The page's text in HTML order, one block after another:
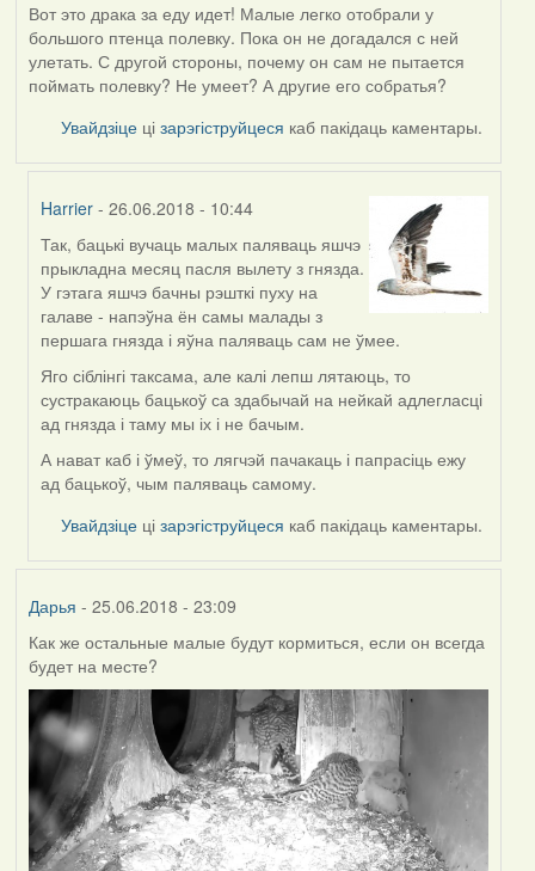
Вот это драка за еду идет! Малые легко отобрали у
большого птенца полевку. Пока он не догадался с ней
улетать. С другой стороны, почему он сам не пытается
поймать полевку? Не умеет? А другие его собратья?
Увайдзіце цізарэгіструйцеся каб пакідаць каментары.
Harrier - 26.06.2018 - 10:44
In
reply
to
by
Могилев
(госць)
Так, бацькі вучаць малых паляваць яшчэ
прыкладна месяц пасля вылету з гнязда.
У гэтага яшчэ бачны рэшткі пуху на
галаве - напэўна ён самы малады з
першага гнязда і яўна паляваць сам не ўмее.
Яго сіблінгі таксама, але калі лепш лятаюць, то
сустракаюць бацькоў са здабычай на нейкай адлегласці
ад гнязда і таму мы іх і не бачым.
А нават каб і ўмеў, то лягчэй пачакаць і папрасіць ежу
ад бацькоў, чым паляваць самому.
Увайдзіце цізарэгіструйцеся каб пакідаць каментары.
Дарья - 25.06.2018 - 23:09
Как же остальные малые будут кормиться, если он всегда
будет на месте?